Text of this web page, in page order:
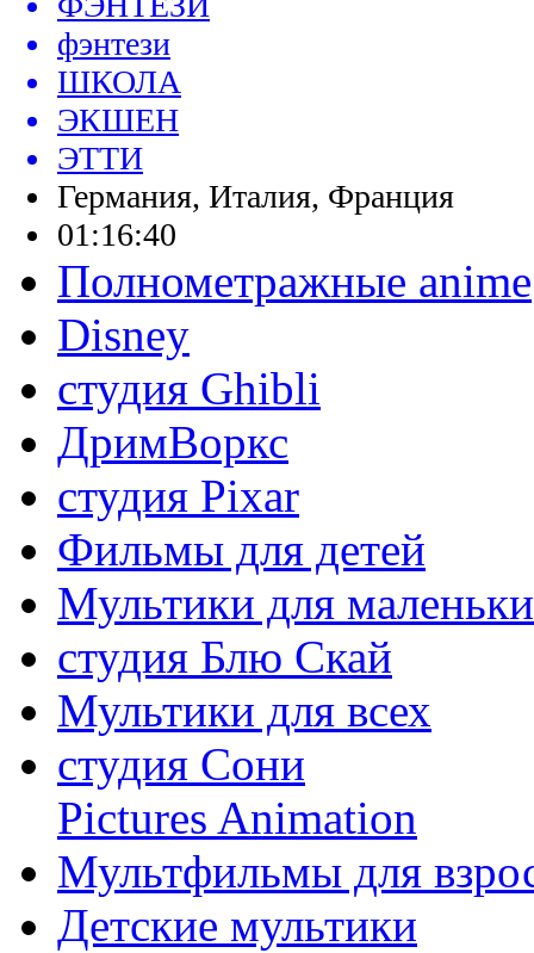
фэнтези
ШКОЛА
ЭКШЕН
ЭТТИ
Германия, Италия, Франция
01:16:40
Полнометражные anime
Disney
студия Ghibli
ДримВоркс
студия Pixar
Фильмы для детей
Мультики для
студия Блю Скай
Мультики для всех
студия Сони
Pictures Animation
Мультфильмы для
Детские мультики